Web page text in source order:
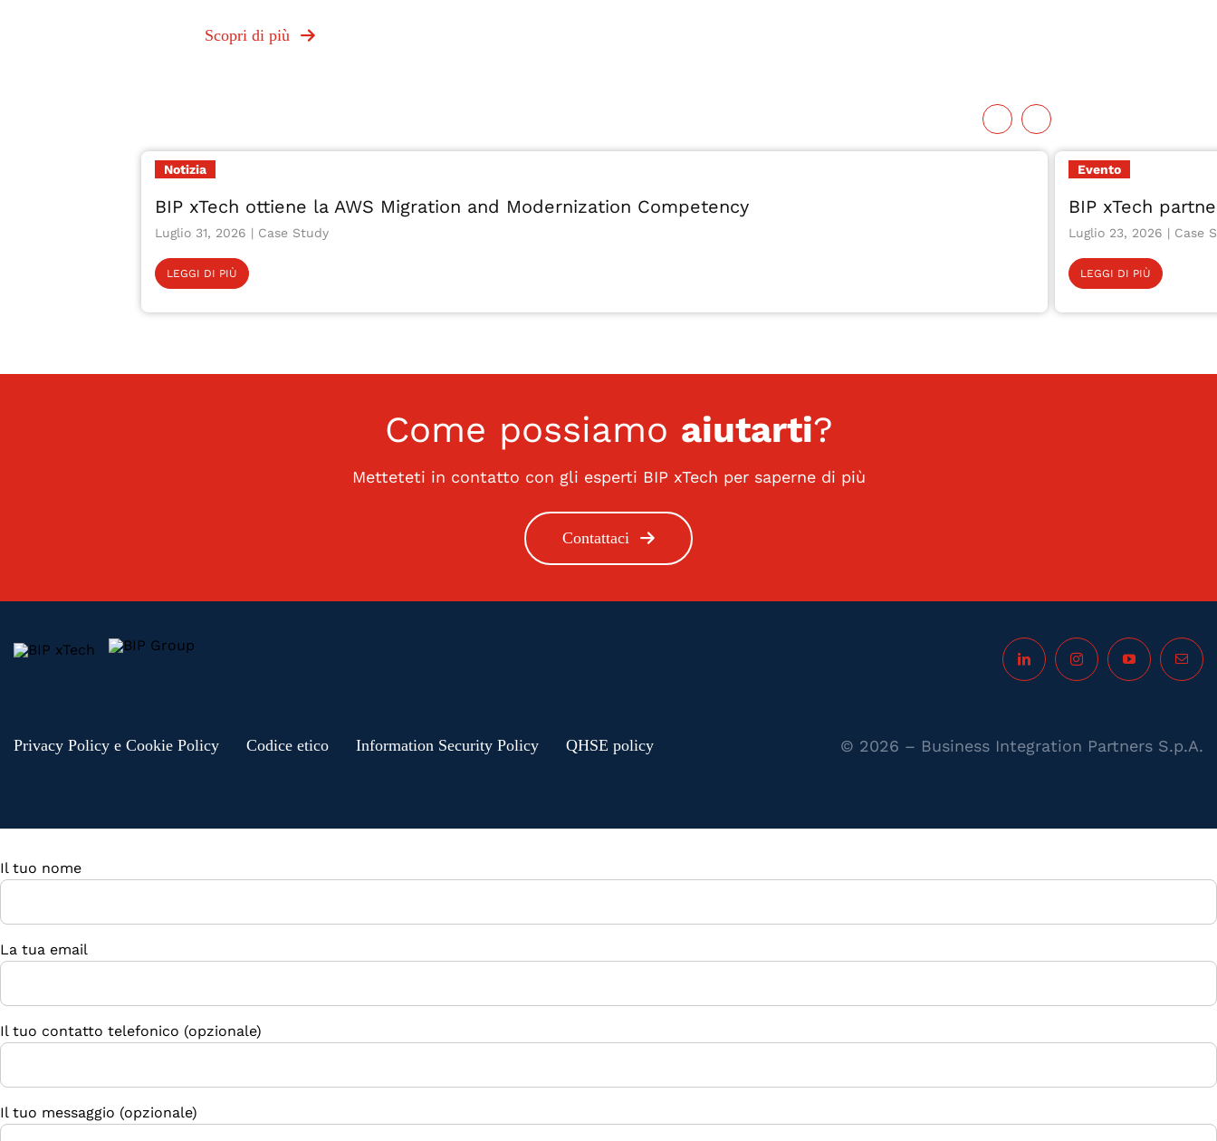
Scopri di più
Notizia
BIP xTech ottiene la AWS Migration and Modernization Competency
Luglio 31, 2026
LEGGI DI PIÙ
Evento
BIP xTech
Luglio 23, 2026
LEGGI DI PIÙ
Come possiamo aiutarti?
Metteteti in contatto con gli esperti BIP xTech per saperne di più
Contattaci
Privacy Policy e Cookie Policy Codice etico Information Security Policy QHSE policy © 2026 – Business Integration Partners S.p.A.
Il tuo nome
La tua email
Il tuo contatto telefonico (opzionale)
Il tuo messaggio (opzionale)